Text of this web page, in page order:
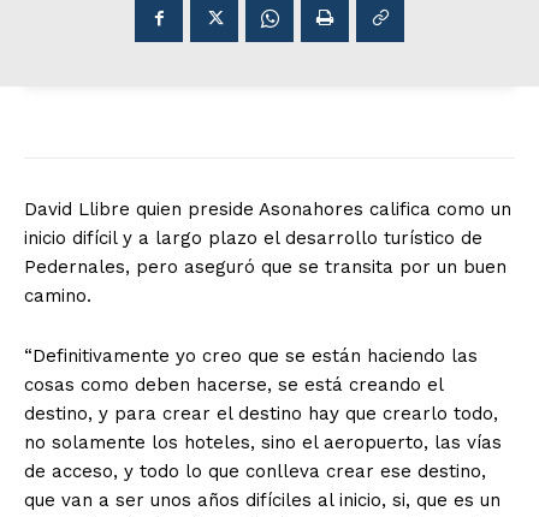
David Llibre quien preside Asonahores califica como un
inicio difícil y a largo plazo el desarrollo turístico de
Pedernales, pero aseguró que se transita por un buen
camino.
“Definitivamente yo creo que se están haciendo las
cosas como deben hacerse, se está creando el
destino, y para crear el destino hay que crearlo todo,
no solamente los hoteles, sino el aeropuerto, las vías
de acceso, y todo lo que conlleva crear ese destino,
que van a ser unos años difíciles al inicio, si, que es un